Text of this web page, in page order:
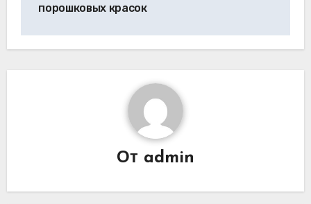
порошковых красок
От admin